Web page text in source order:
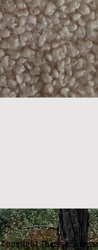
Copyright Therese